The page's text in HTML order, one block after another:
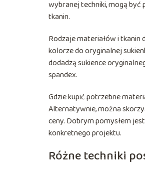
wybranej techniki, mogą być
tkanin.
Rodzaje materiałów i
kolorze do oryginalnej
dodadzą sukience
spandex.
Gdzie kupić potrzebne
Alternatywnie, można
ceny. Dobrym pomysłem
konkretnego projektu.
Różne techniki